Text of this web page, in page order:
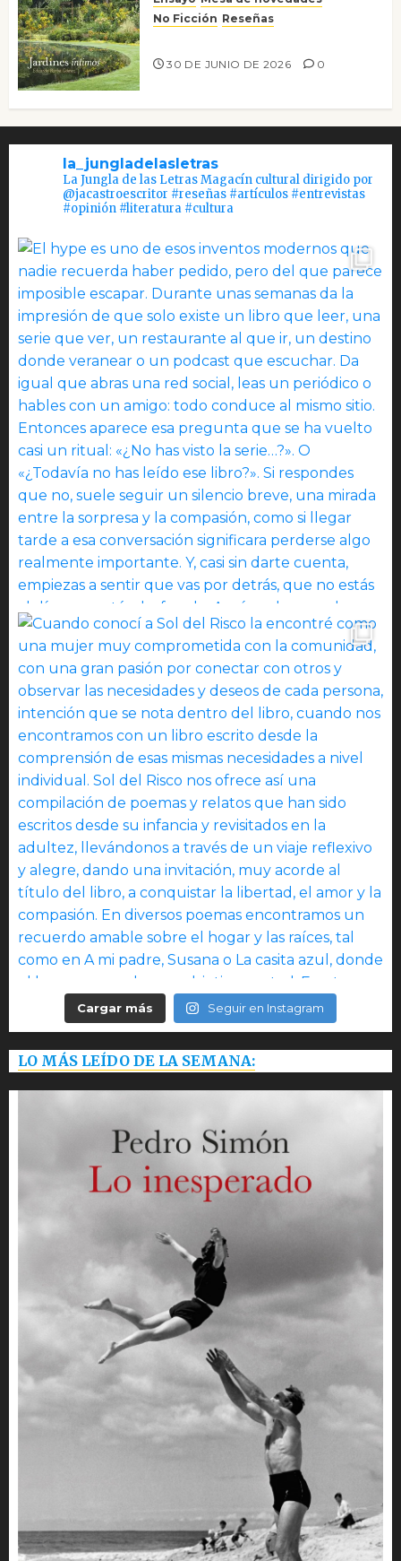
No Ficción Reseñas
30 DE JUNIO DE 2026 0
la_jungladelasletras
La Jungla de las Letras Magacín cultural dirigido por
@jacastroescritor #reseñas #artículos #entrevistas
#opinión #literatura #cultura
Cargar más Seguir en Instagram
LO MÁS LEÍDO DE LA SEMANA: